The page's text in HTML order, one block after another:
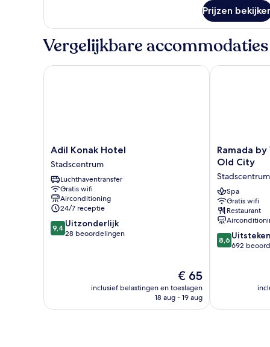
Prijzen
Vergelijkbare accommodaties
Adil
Konak
Hotel
Stadscentrum
Adil Konak Hotel
Stadscentrum
Luchthaventransfer
Gratis wifi
Airconditioning
24/7 receptie
9.4
van
9,4 Uitzonderlijk
28 beoordelingen
De
prijs
is
€ 65
inclusief belastingen en toeslagen
18 aug - 19 aug
Adil Konak Hotel
Ramada
by
Wyndham
Istanbul
Old
City
Stadscentrum
Ramada
Old City
Stadscentrum
Spa
Gratis wifi
Restaurant
8.6
van
8,6
692
Ramada by